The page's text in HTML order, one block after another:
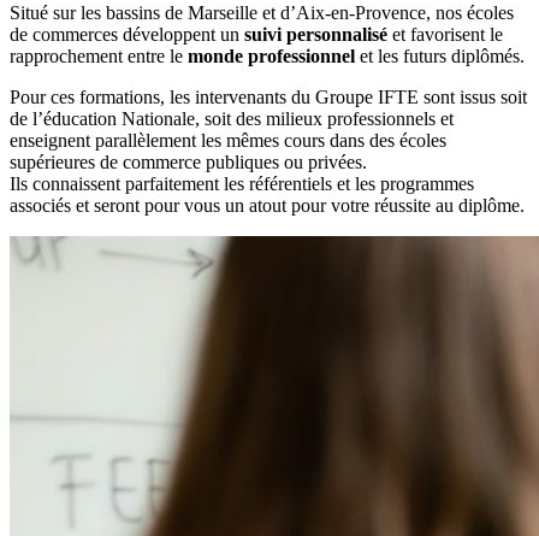
Situé sur les bassins de Marseille et d’Aix-en-Provence, nos écoles
de commerces développent un suivi personnalisé et favorisent le
rapprochement entre le monde professionnel et les futurs diplômés.
Pour ces formations, les intervenants du Groupe IFTE sont issus soit
de l’éducation Nationale, soit des milieux professionnels et
enseignent parallèlement les mêmes cours dans des écoles
supérieures de commerce publiques ou privées.
Ils connaissent parfaitement les référentiels et les programmes
associés et seront pour vous un atout pour votre réussite au diplôme.